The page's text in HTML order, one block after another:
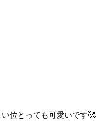
位とっても可愛いです🥰